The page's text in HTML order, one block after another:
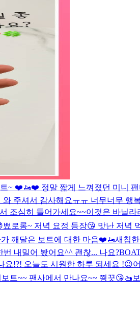
~ ❤️🚤❤️ 정말 짧게 느껴졌던 미니
와 주셔서 감사해요ㅠㅠ 너무너무
조심히 들어가세요~~이것은 바닐라
뾰로롱~ 저녁 요정 등장😘 맛난 저녁
깨달은 보트에 대한 마음❤️🚤새침
번 내밀어 봤어요^^ 괜찮... 나요?
요!?! 오늘도 시원한 하루 되세요 !😉
보트~~ 팬사에서 만나요~~ 찅끗😘🚤